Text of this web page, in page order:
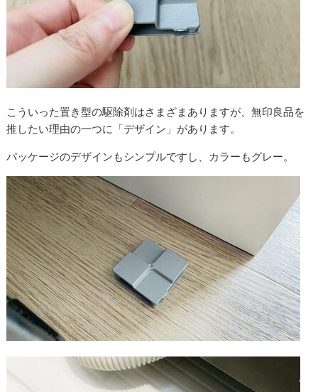
こういった置き型の駆除剤はさまざまありますが、無印良品を
推したい理由の一つに「デザイン」があります。
パッケージのデザインもシンプルですし、カラーもグレー。